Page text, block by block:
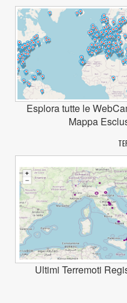
Esplora tutte le
Mappa
Ultimi Terremoti